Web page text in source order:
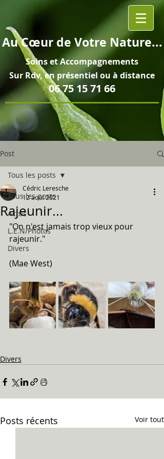
AuCœurde Votre Nature...
Soins etAccompagnements
Sur Rdv, en présentiel ou à distance
06 75 15 71 66
Post
Tous les posts
Actus
L.E.N/Photos
Divers
Tous les posts
Rajeunir...
Cédric Leresche
12 août 2021
"On n'est jamais trop vieux pour
rajeunir."
(Mae West)
Divers
Posts récents Voir tout